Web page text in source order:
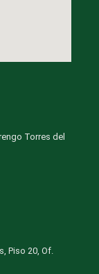
Torres del
Piso 20, Of.